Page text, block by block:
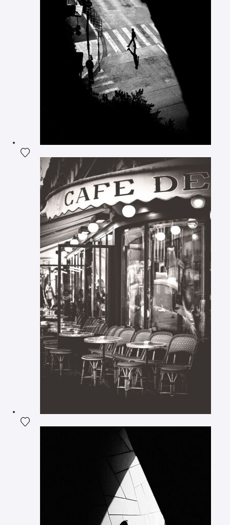
Ajouter la photographie à ma wishlist
Ajouter la photographie à ma wishlist